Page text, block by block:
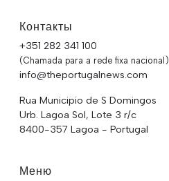
Контакты
+351 282 341 100
(Chamada para a rede fixa nacional)
info@theportugalnews.com
Rua Municipio de S Domingos
Urb. Lagoa Sol, Lote 3 r/c
8400-357 Lagoa - Portugal
Меню